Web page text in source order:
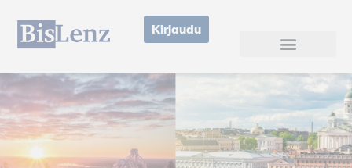
Kirjaudu